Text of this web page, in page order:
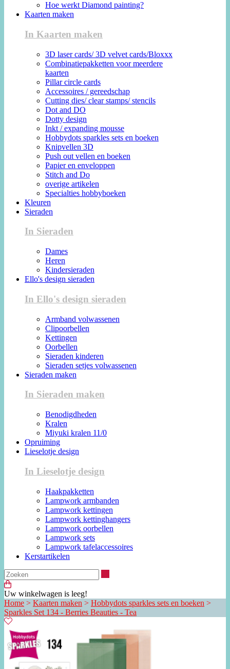
Hoe werkt Diamond painting?
Kaarten maken
In Kaarten maken
3D laser cards/ 3D velvet cards/Bloxxx
Combinatiepakketten voor meerdere
kaarten
Pillar circle cards
Accessoires / gereedschap
Cutting dies/ clear stamps/ stencils
Dot and DO
Dotty design
Inkt / expanding mousse
Hobbydots sparkles sets en boeken
Knipvellen 3D
Push out vellen en boeken
Papier en enveloppen
Stitch and Do
overige artikelen
Specialties hobbyboeken
Kleuren
Sieraden
In Sieraden
Dames
Heren
Kindersieraden
Ello's design sieraden
In Ello's design sieraden
Armband volwassenen
Clipoorbellen
Kettingen
Oorbellen
Sieraden kinderen
Sieraden setjes volwassenen
Sieraden maken
In Sieraden maken
Benodigdheden
Kralen
Miyuki kralen 11/0
Opruiming
Lieselotje design
In Lieselotje design
Haakpakketten
Lampwork armbanden
Lampwork kettingen
Lampwork kettinghangers
Lampwork oorbellen
Lampwork sets
Lampwork tafelaccessoires
Kerstartikelen
Uw winkelwagen is leeg!
Home > Kaarten maken > Hobbydots sparkles sets en boeken >
Sparkles Set 134 - Berries Beauties - Tea